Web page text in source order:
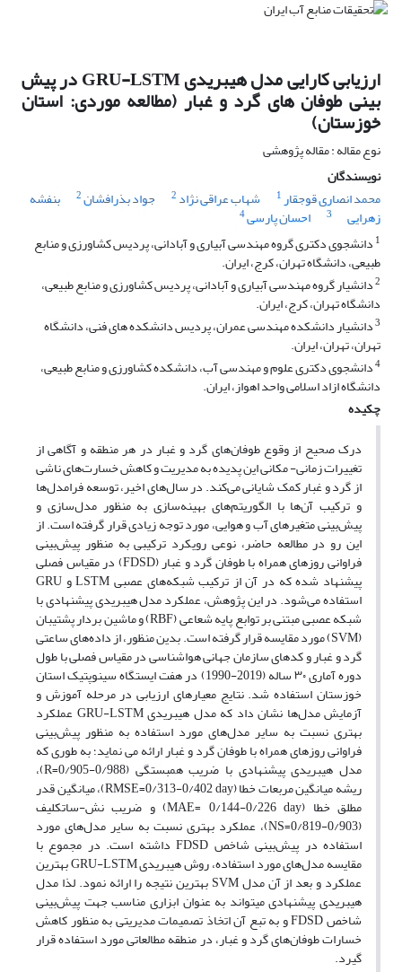
ارزیابی کارایی مدل هیبریدی GRU-LSTM در پیش
بینی طوفان های گرد و غبار (مطالعه موردی: استان
خوزستان)
نوع مقاله : مقاله پژوهشی
نویسندگان
محمد انصاری قوجقار1 شهاب عراقی نژاد 2 جواد بذرافشان2 بنفشه
زهرایی 3 احسان پارسی4
1 دانشجوی دکتری گروه مهندسی آبیاری و آبادانی، پردیس کشاورزی و منابع
طبیعی، دانشگاه تهران، کرج، ایران.
2دانشیار گروه مهندسی آبیاری و آبادانی، پردیس کشاورزی و منابع طبیعی،
دانشگاه تهران، کرج، ایران.
3دانشیار دانشکده مهندسی عمران، پردیس دانشکده های فنی، دانشگاه
تهران، تهران، ایران.
4دانشجوی دکتری علوم و مهندسی آب، دانشکده کشاورزی و منابع طبیعی،
دانشگاه ازاد اسلامی واحد اهواز، ایران.
چکیده
درک صحیح از وقوع طوفان‌های گرد و غبار در هر منطقه و آگاهی از
تغییرات زمانی- مکانی این پدیده به مدیریت و کاهش خسارت‌های ناشی
از گرد و غبار کمک شایانی می‌کند. در سال‌های اخیر، توسعه فرامدل‌ها
و ترکیب آن‌ها با الگوریتم‌های بهینه‌سازی به منظور مدل‌سازی و
پیش‌بینی متغیرهای آب و هوایی، مورد توجه زیادی قرار گرفته‌ است. از
این رو در مطالعه حاضر، نوعی رویکرد ترکیبی به منظور پیش‌بینی
فراوانی روزهای همراه با طوفان گرد و غبار (FDSD) در مقیاس فصلی
پیشنهاد شده که در آن از ترکیب شبکه‌های عصبی LSTM و GRU
استفاده می‌شود. در این پژوهش، عملکرد مدل هیبریدی پیشنهادی با
شبکه عصبی مبتنی بر توابع پایه شعاعی (RBF) و ماشین بردار پشتیبان
(SVM) مورد مقایسه قرار گرفته است. بدین منظور، از داده‌های ساعتی
گرد و غبار و کدهای سازمان جهانی هواشناسی در مقیاس فصلی با طول
دوره آماری ۳۰ ساله (2019-1990) در هفت ایستگاه سینوپتیک استان
خوزستان استفاده شد. نتایج معیارهای ارزیابی در مرحله آموزش و
آزمایش مدل‌ها نشان داد که مدل هیبریدی GRU-LSTM عملکرد
بهتری نسبت به سایر مدل‌های مورد استفاده به منظور پیش‌بینی
فراوانی روزهای همراه با طوفان گرد و غبار ارائه می نماید؛ به طوری که
مدل هیبریدی پیشنهادی با ضریب همبستگی (0/988-0/905=R)،
ریشه میانگین مربعات خطا (RMSE=0/313-0/402 day)، میانگین قدر
مطلق خطا (MAE= 0/144-0/226 day) و ضریب نش‌-ساتکلیف
(0/903-0/819=NS)، عملکرد بهتری نسبت به سایر مدل‌های مورد
استفاده در پیش‌بینی شاخص FDSD داشته است. در مجموع با
مقایسه مدل‌های مورد استفاده، روش هیبریدی GRU-LSTM بهترین
عملکرد و بعد از آن مدل SVM بهترین نتیجه را ارائه نمود. لذا مدل
هیبریدی پیشنهادی می­تواند به عنوان ابزاری مناسب جهت پیش­‌بینی
شاخص FDSD و به تبع آن اتخاذ تصمیمات مدیریتی به منظور کاهش
خسارات طوفان­‌های گرد و غبار، در منطقه مطالعاتی مورد استفاده قرار
گیرد.